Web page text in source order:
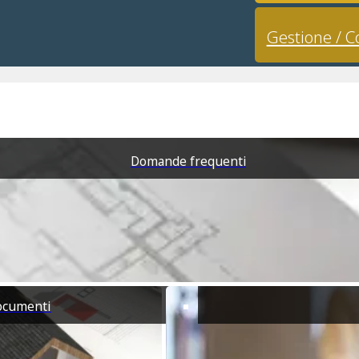
Gestione /
Domande frequenti
di San Gregorio offre numerose opzioni per acquistare
tranquilla, San Gregorio è ben attrezzato con
consentendo un facile accesso a un’ampia gamma
delle zone paesaggistiche più suggestive e dei siti
Ecco alcune attrazioni nelle vicinanze che
perfetta per gli amanti della natura. Offre numerosi
dal paese, questo parco è famoso per i suoi picchi
per una giornata in famiglia alla scoperta della natura.
da San Gregorio, offrendo un contrasto con il suo
di un fine settimana in città.
di trovare un equilibrio unico tra uno stile di vita